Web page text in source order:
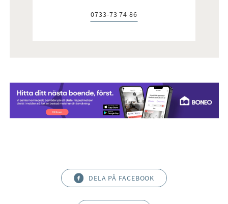
Telefon:
0733-73 74 86
DELA PÅ FACEBOOK